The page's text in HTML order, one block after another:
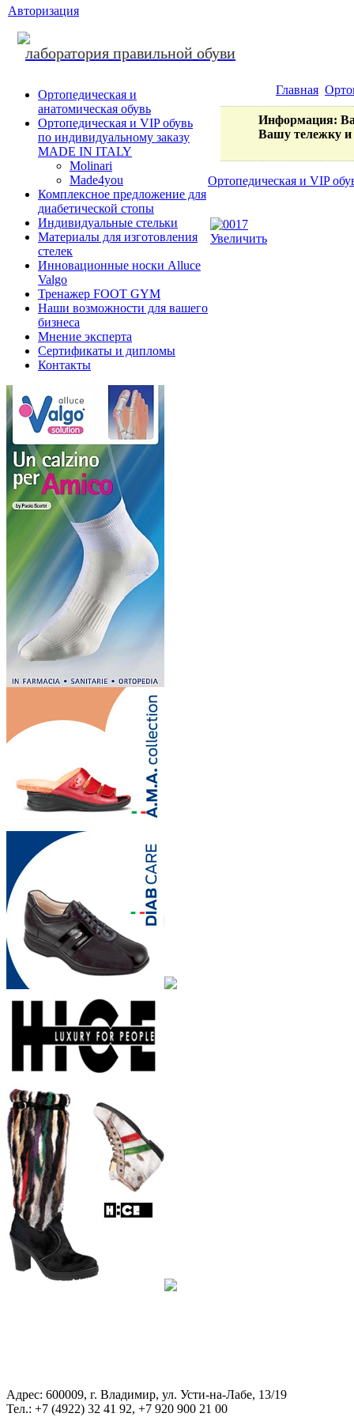
Авторизация
лаборатория правильной обуви
Ортопедическая и
анатомическая обувь
Ортопедическая и VIP обувь
по индивидуальному заказу
MADE IN ITALY
Molinari
Made4you
Комплексное предложение для
диабетической стопы
Индивидуальные стельки
Материалы для изготовления
стелек
Инновационные носки Alluce
Valgo
Тренажер FOOT GYM
Наши возможности для вашего
бизнеса
Мнение эксперта
Сертификаты и дипломы
Контакты
Главная
Информация:
Вашу тележку и
Ортопедическая и VIP
Увеличить
Адрес: 600009, г. Владимир, ул. Усти-на-Лабе, 13/19
Тел.: +7 (4922) 32 41 92, +7 920 900 21 00